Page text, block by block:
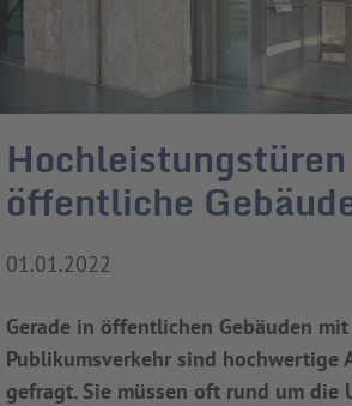
öffentliche
01.01.2022
Gerade in öffentlichen Gebäuden
Publikumsverkehr sind hochwertige
gefragt. Sie müssen oft rund um die